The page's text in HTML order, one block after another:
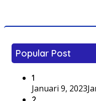
Popular Post
1
Januari 9, 2023